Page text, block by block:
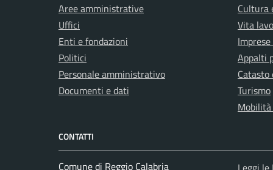
Aree amministrative
Uffici
Enti e fondazioni
Politici
Personale amministrativo
Documenti e dati
Cultura
Vita
Appalti
Turismo
CONTATTI
Comune di Reggio Calabria